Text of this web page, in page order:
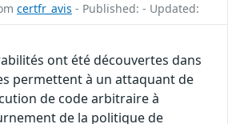
certfr_avis - Published: - Updated:
ont été découvertes dans
permettent à un attaquant de
de code arbitraire à
de la politique de